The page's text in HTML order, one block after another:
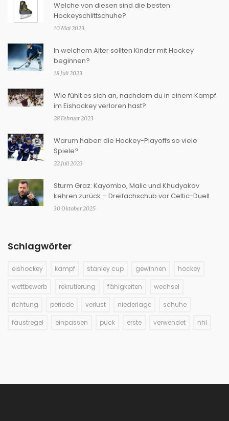
Welche von diesen sind die besten
Hockeyschlittschuhe?
10 Mai 2023
In welchem Alter sollten Kinder mit Hockey
beginnen?
18 Juli 2023
Wie fühlt es sich an, nachdem du in einem Kampf
im Eishockey verloren hast?
28 Februar 2023
Warum haben die Hockey-Playoffs so viele
Spiele?
22 Juli 2023
Sturm Graz: Kayombo, Malic und Khudyakov
kehren zurück – Dreifachschub vor Celtic-Duell
30 Oktober 2025
Schlagwörter
eishockey kampf stanley cup gewinnen hockey
wettbewerb rekrutierung fähigkeiten wechsel
richtung periode verlust niederlage schuhe
faustregel einpassen puck erste verwendet nhl